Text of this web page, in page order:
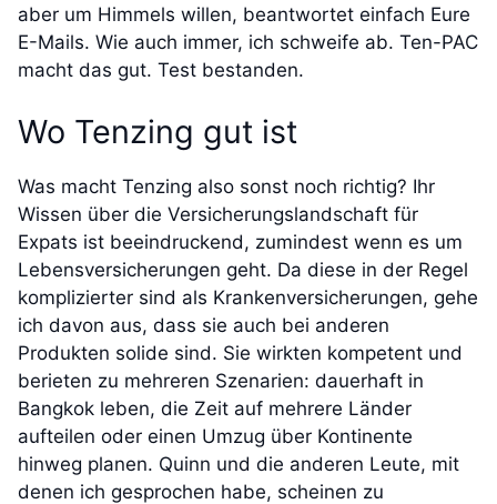
aber um Himmels willen, beantwortet einfach Eure
E-Mails. Wie auch immer, ich schweife ab. Ten-PAC
macht das gut. Test bestanden.
Wo Tenzing gut ist
Was macht Tenzing also sonst noch richtig? Ihr
Wissen über die Versicherungslandschaft für
Expats ist beeindruckend, zumindest wenn es um
Lebensversicherungen geht. Da diese in der Regel
komplizierter sind als Krankenversicherungen, gehe
ich davon aus, dass sie auch bei anderen
Produkten solide sind. Sie wirkten kompetent und
berieten zu mehreren Szenarien: dauerhaft in
Bangkok leben, die Zeit auf mehrere Länder
aufteilen oder einen Umzug über Kontinente
hinweg planen. Quinn und die anderen Leute, mit
denen ich gesprochen habe, scheinen zu